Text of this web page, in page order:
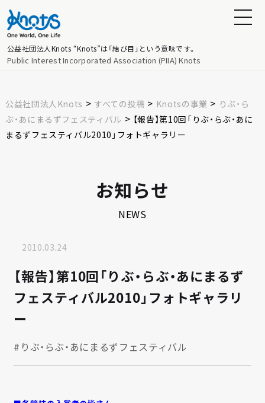
公益社団法人Knots “Knots”は「結び目」という意味です。
Public Interest Incorporated Association (PIIA) Knots
公益社団法人Knots > すべての投稿 > Knotsの事業 > りぶ・ら
ぶ・あにまるずフェスティバル > 【報告】第10回「りぶ・らぶ・あに
まるずフェスティバル2010」フォトギャラリー
お知らせ
NEWS
2010.03.24
【報告】第10回「りぶ・らぶ・あにまるず
フェスティバル2010」フォトギャラリ
ー
#りぶ・らぶ・あにまるずフェスティバル